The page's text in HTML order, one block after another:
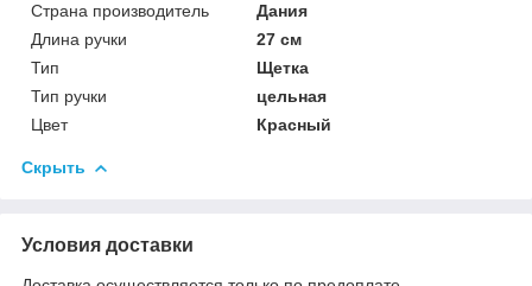
Страна производитель
Дания
Длина ручки
27 см
Тип
Щетка
Тип ручки
цельная
Цвет
Красный
Скрыть
Условия доставки